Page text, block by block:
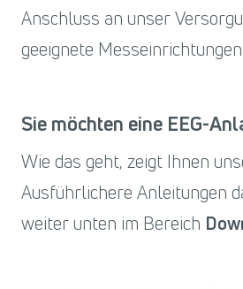
Anschluss an unser
geeignete Messeinrichtungen.
Sie möchten eine EEG-
Wie das geht, zeigt Ihnen
Ausführlichere Anleitungen
weiter unten im Bereich